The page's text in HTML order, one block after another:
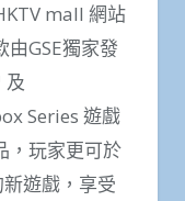
mall 網站
GSE獨家發
及
Series 遊戲
，玩家更可於
遊戲，享受